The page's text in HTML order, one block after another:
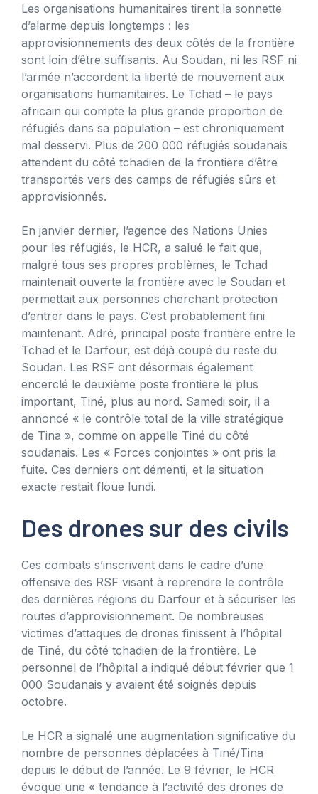
Les organisations humanitaires tirent la sonnette
d’alarme depuis longtemps : les
approvisionnements des deux côtés de la frontière
sont loin d’être suffisants. Au Soudan, ni les RSF ni
l’armée n’accordent la liberté de mouvement aux
organisations humanitaires. Le Tchad – le pays
africain qui compte la plus grande proportion de
réfugiés dans sa population – est chroniquement
mal desservi. Plus de 200 000 réfugiés soudanais
attendent du côté tchadien de la frontière d’être
transportés vers des camps de réfugiés sûrs et
approvisionnés.
En janvier dernier, l’agence des Nations Unies
pour les réfugiés, le HCR, a salué le fait que,
malgré tous ses propres problèmes, le Tchad
maintenait ouverte la frontière avec le Soudan et
permettait aux personnes cherchant protection
d’entrer dans le pays. C’est probablement fini
maintenant. Adré, principal poste frontière entre le
Tchad et le Darfour, est déjà coupé du reste du
Soudan. Les RSF ont désormais également
encerclé le deuxième poste frontière le plus
important, Tiné, plus au nord. Samedi soir, il a
annoncé « le contrôle total de la ville stratégique
de Tina », comme on appelle Tiné du côté
soudanais. Les « Forces conjointes » ont pris la
fuite. Ces derniers ont démenti, et la situation
exacte restait floue lundi.
Des drones sur des civils
Ces combats s’inscrivent dans le cadre d’une
offensive des RSF visant à reprendre le contrôle
des dernières régions du Darfour et à sécuriser les
routes d’approvisionnement. De nombreuses
victimes d’attaques de drones finissent à l’hôpital
de Tiné, du côté tchadien de la frontière. Le
personnel de l’hôpital a indiqué début février que 1
000 Soudanais y avaient été soignés depuis
octobre.
Le HCR a signalé une augmentation significative du
nombre de personnes déplacées à Tiné/Tina
depuis le début de l’année. Le 9 février, le HCR
évoque une « tendance à l’activité des drones de